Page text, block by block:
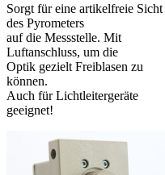
Sorgt für eine artikelfreie Sicht
des Pyrometers
auf die Messstelle. Mit
Luftanschluss, um die
Optik gezielt Freiblasen zu
können.
Auch für Lichtleitergeräte
geeignet!